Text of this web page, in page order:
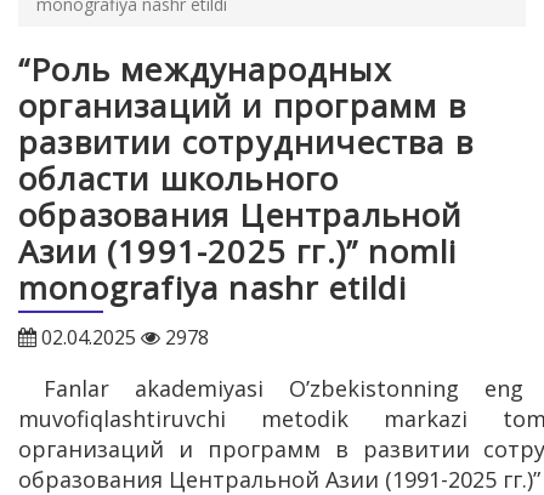
“Роль международных
организаций и программ в
развитии сотрудничества в
области школьного
образования Центральной
Азии (1991-2025 гг.)” nomli
monografiya nashr etildi
02.04.2025 2978
Fanlar akademiyasi O’zbekistonning
muvofiqlashtiruvchi metodik markazi
организаций и программ в развитии
образования Центральной Азии (1991-2025